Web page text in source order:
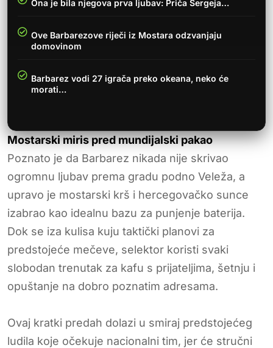
Ona je bila njegova prva ljubav: Priča Sergeja…
Ove Barbarezove riječi iz Mostara odzvanjaju
domovinom
Barbarez vodi 27 igrača preko okeana, neko će
morati…
Mostarski miris pred mundijalski pakao
Poznato je da Barbarez nikada nije skrivao
ogromnu ljubav prema gradu podno Veleža, a
upravo je mostarski krš i hercegovačko sunce
izabrao kao idealnu bazu za punjenje baterija.
Dok se iza kulisa kuju taktički planovi za
predstojeće mečeve, selektor koristi svaki
slobodan trenutak za kafu s prijateljima, šetnju i
opuštanje na dobro poznatim adresama.
Ovaj kratki predah dolazi u smiraj predstojećeg
ludila koje očekuje nacionalni tim, jer će stručni